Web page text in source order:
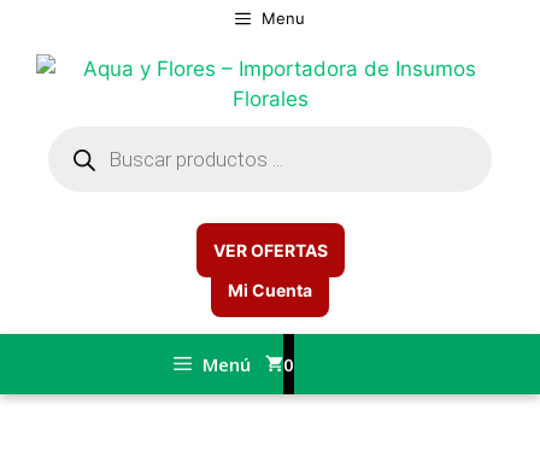
contenido
Menu
productos
VER OFERTAS
Mi Cuenta
Menú 0